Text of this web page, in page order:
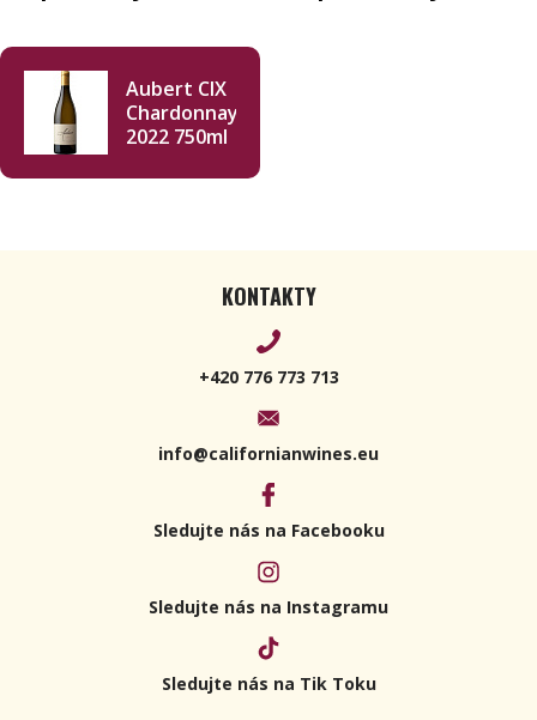
Aubert CIX
Chardonnay
2022 750ml
KONTAKTY
+420 776 773 713
info@californianwines.eu
Sledujte nás na Facebooku
Sledujte nás na Instagramu
Sledujte nás na Tik Toku